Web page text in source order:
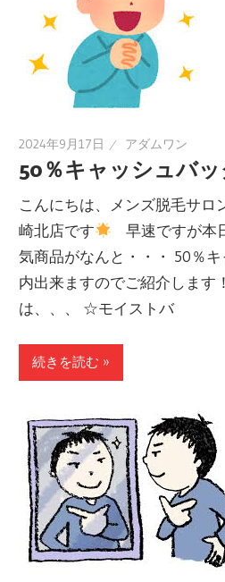
2024年9月17日 アダムワン
50％キャッシュバッ
こんにちは、メンズ脱毛サロ
崎北店です
早速ですが本
気商品がなんと・・・ 50％
内出来ますのでご紹介します
は、、、 ☆モイストバ
続きを読む »